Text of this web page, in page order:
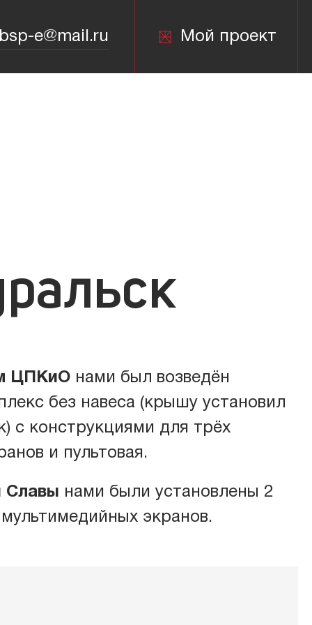
e@mail.ru Мой проект
e@mail.ru
оборудование
оборудование
ЦПКиО нами был возведён
без навеса (крышу установил
с конструкциями для трёх
и пультовая.
Славы нами были установлены 2
экранов.